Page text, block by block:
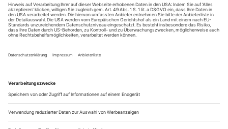
Eggert
«Jede Fotografie», schrieb Susan Sontag in ihrer kleinen
Philosophie der
Kamerakunst, «ist eine Art Memento mori. Fotografieren
dadurch, dass sie diesen einen Moment herausgreifen und
erstarren lassen, bezeugen alle Fotografien das unerbittliche...
Startschuss für die Berlioz-Renaissance